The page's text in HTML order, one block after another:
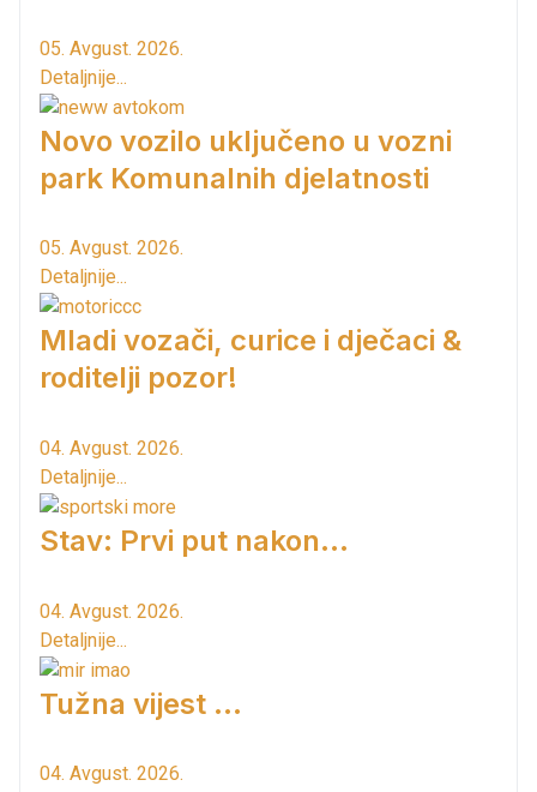
05. Avgust. 2026.
Detaljnije...
Novo vozilo uključeno u vozni
park Komunalnih djelatnosti
05. Avgust. 2026.
Detaljnije...
Mladi vozači, curice i dječaci &
roditelji pozor!
04. Avgust. 2026.
Detaljnije...
Stav: Prvi put nakon…
04. Avgust. 2026.
Detaljnije...
Tužna vijest ...
04. Avgust. 2026.